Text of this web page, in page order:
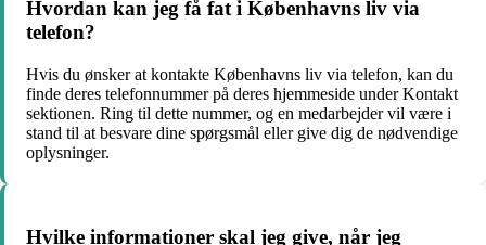
Hvordan kan jeg få fat i Københavns liv via
telefon?
Hvis du ønsker at kontakte Københavns liv via telefon, kan du
finde deres telefonnummer på deres hjemmeside under Kontakt
sektionen. Ring til dette nummer, og en medarbejder vil være i
stand til at besvare dine spørgsmål eller give dig de nødvendige
oplysninger.
Hvilke informationer skal jeg give, når jeg